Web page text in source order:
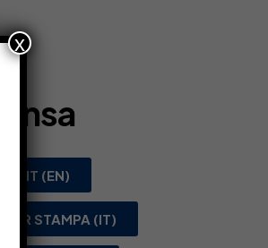
KIT (EN)
STAMPA (IT)
x